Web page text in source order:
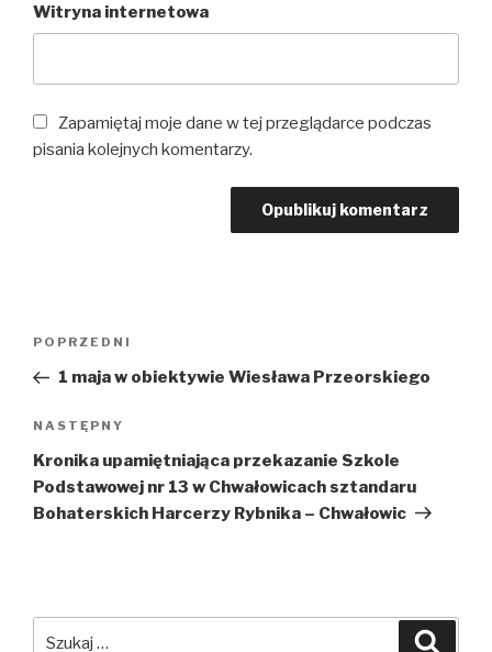
Witryna internetowa
Zapamiętaj moje dane w tej przeglądarce podczas
pisania kolejnych komentarzy.
Zobacz
Poprzedni
wpis
POPRZEDNI
1 maja w obiektywie Wiesława Przeorskiego
Następny
wpis
NASTĘPNY
Kronika upamiętniająca przekazanie Szkole
Podstawowej nr 13 w Chwałowicach sztandaru
Bohaterskich Harcerzy Rybnika – Chwałowic